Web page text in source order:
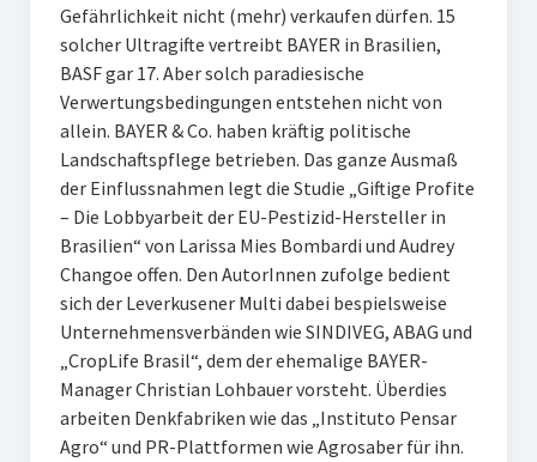
Gefährlichkeit nicht (mehr) verkaufen dürfen. 15
solcher Ultragifte vertreibt BAYER in Brasilien,
BASF gar 17. Aber solch paradiesische
Verwertungsbedingungen entstehen nicht von
allein. BAYER & Co. haben kräftig politische
Landschaftspflege betrieben. Das ganze Ausmaß
der Einflussnahmen legt die Studie „Giftige Profite
– Die Lobbyarbeit der EU-Pestizid-Hersteller in
Brasilien“ von Larissa Mies Bombardi und Audrey
Changoe offen. Den AutorInnen zufolge bedient
sich der Leverkusener Multi dabei bespielsweise
Unternehmensverbänden wie SINDIVEG, ABAG und
„CropLife Brasil“, dem der ehemalige BAYER-
Manager Christian Lohbauer vorsteht. Überdies
arbeiten Denkfabriken wie das „Instituto Pensar
Agro“ und PR-Plattformen wie Agrosaber für ihn.